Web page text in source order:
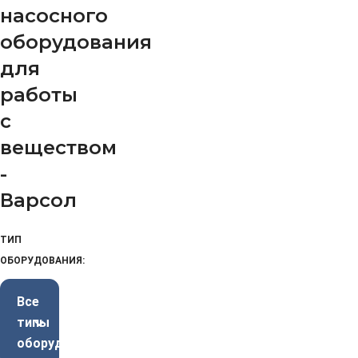
насосного
оборудования
для
работы
с
веществом
-
Варсол
ТИП
ОБОРУДОВАНИЯ:
Все
типы
оборудования